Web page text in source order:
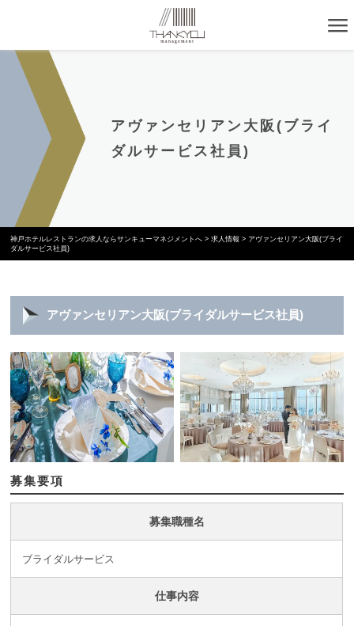
アヴァンセリアン大阪(ブライ
ダルサービス社員)
神戸ホテルレストランの求人ならサンキューマネジメントへ >求人情報 > アヴァンセリアン大阪(ブライ
ダルサービス社員)
アヴァンセリアン大阪(ブライダルサービス社員)
募集要項
募集職種名
ブライダルサービス
仕事内容